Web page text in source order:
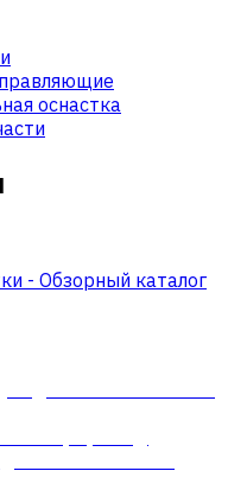
оснастка
- Обзорный каталог